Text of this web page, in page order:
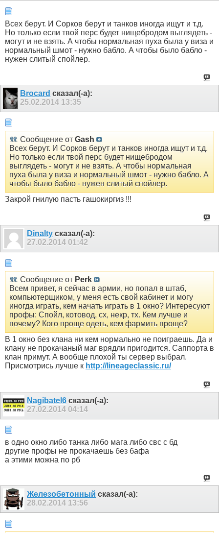
Всех берут. И Сорков берут и танков иногда ищут и т.д.
Но только если твой перс будет нищебродом выглядеть -
могут и не взять. А чтобы нормальная пуха была у виза и
нормальный шмот - нужно бабло. А чтобы было бабло -
нужен слитый спойлер.
Brocard сказал(-а):
25.02.2014 13:35
Сообщение от Gash
Всех берут. И Сорков берут и танков иногда ищут и т.д.
Но только если твой перс будет нищебродом
выглядеть - могут и не взять. А чтобы нормальная
пуха была у виза и нормальный шмот - нужно бабло. А
чтобы было бабло - нужен слитый спойлер.
Закрой гнилую пасть гашокиргиз !!!
Dinalty сказал(-а):
27.02.2014 01:42
Сообщение от Perk
Всем привет, я сейчас в армии, но попал в штаб,
компьютерщиком, у меня есть свой кабинет и могу
иногда играть, кем начать играть в 1 окно? Интересуют
профы: Спойл, котовод, сх, некр, тх. Кем лучше и
почему? Кого проще одеть, кем фармить проще?
В 1 окно без клана ни кем нормально не поиграешь. Да и
клану не прокачаный маг врядли пригодится. Саппорта в
клан примут. А вообще плохой ты сервер выбрал.
Присмотрись лучше к http://lineageclassic.ru/
Nagibatel6 сказал(-а):
27.02.2014 04:14
в одно окно либо танка либо мага либо свс с бд
другие профы не прокачаешь без бафа
а этими можна по рб
Железобетонный сказал(-а):
28.02.2014 13:56